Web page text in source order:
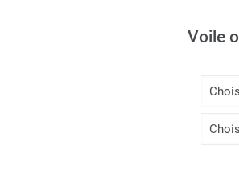
Voile